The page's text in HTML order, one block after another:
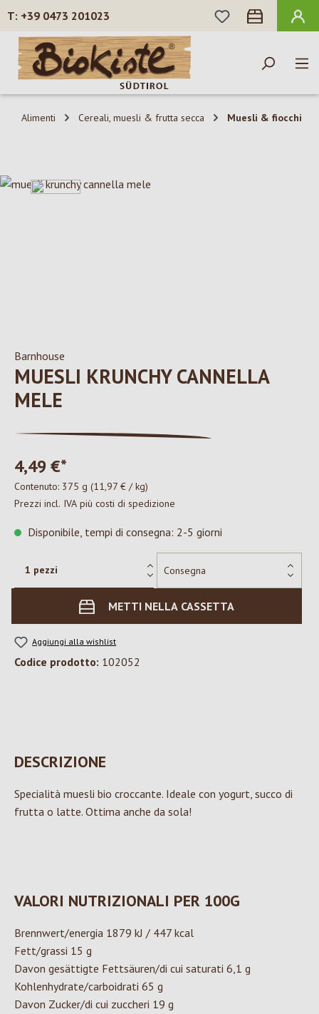
Passa al contenuto principale
+39 0473 201023
HAI 0 ARTICOLI
Alimenti Cereali, muesli & frutta secca Muesli & fiocchi
Salta la galleria di immagini
Barnhouse
MUESLI KRUNCHY CANNELLA
MELE
4,49 €*
Contenuto: 375 g (11,97 € / kg)
Prezzi incl. IVA più costi di spedizione
Disponibile, tempi di consegna: 2-5 giorni
METTI NELLA CASSETTA
Aggiungi alla wishlist
Codice prodotto: 102052
DESCRIZIONE
Specialità muesli bio croccante. Ideale con yogurt, succo di
frutta o latte. Ottima anche da sola!
VALORI NUTRIZIONALI PER 100G
Brennwert/energia 1879 kJ / 447 kcal
Fett/grassi 15 g
Davon gesättigte Fettsäuren/di cui saturati 6,1 g
Kohlenhydrate/carboidrati 65 g
Davon Zucker/di cui zuccheri 19 g